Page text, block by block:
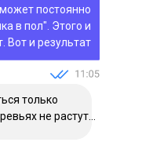
постоянно
в пол". Этого и
Вот и результат
только
не растут...